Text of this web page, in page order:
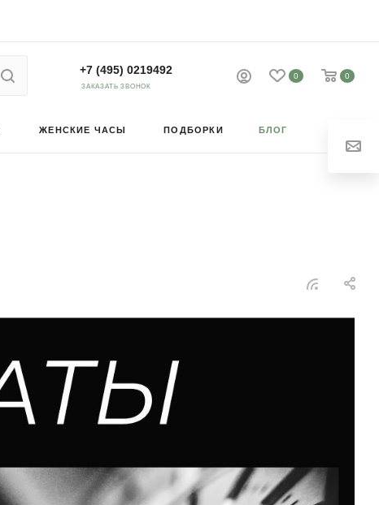
0 0
+7 (495) 0219492
ЗАКАЗАТЬ ЗВОНОК
ЖЕНСКИЕ ЧАСЫ ПОДБОРКИ БЛОГ